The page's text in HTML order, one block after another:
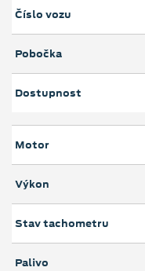
Číslo vozu
Pobočka
Dostupnost
Motor
Výkon
Stav tachometru
Palivo